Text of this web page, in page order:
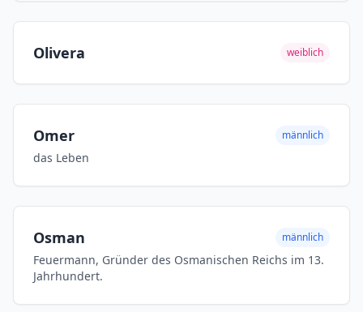
Olivera weiblich
Omer männlich
das Leben
Osman männlich
Feuermann, Gründer des Osmanischen Reichs im 13.
Jahrhundert.